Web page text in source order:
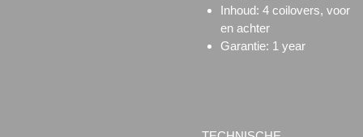
Inhoud: 4 coilovers, voor
en achter
Garantie: 1 year